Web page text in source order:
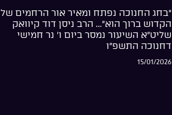
“בחג החנוכה נפתח ומאיר אור הרחמים של
הקדוש ברוך הוא”… הרב ניסן דוד קיוואק
שליט”א השיעור נמסר ביום ו’ נר חמישי
דחנוכה התשפ”ו
15/01/2026